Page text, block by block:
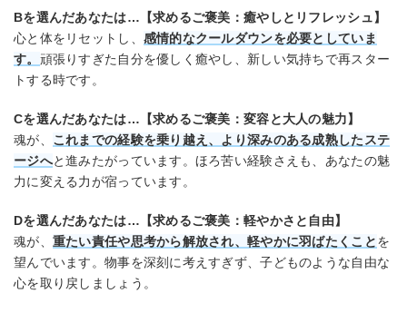
Bを選んだあなたは…【求めるご褒美：癒やしとリフレッシュ】
心と体をリセットし、 感情的なクールダウンを必要としていま
す。 頑張りすぎた自分を優しく癒やし、新しい気持ちで再スター
トする時です。
Cを選んだあなたは…【求めるご褒美：変容と大人の魅力】
魂が、 これまでの経験を乗り越え、より深みのある成熟したステ
ージへと進みたがっています。ほろ苦い経験さえも、あなたの魅
力に変える力が宿っています。
Dを選んだあなたは…【求めるご褒美：軽やかさと自由】
魂が、 重たい責任や思考から解放され、軽やかに羽ばたくことを
望んでいます。物事を深刻に考えすぎず、子どものような自由な
心を取り戻しましょう。